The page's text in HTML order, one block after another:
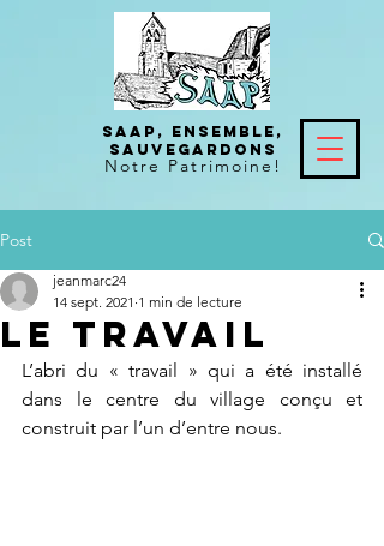
SAAP, Ensemble,
Sauvegardons
Notre Patrimoine!
Post
Le travail
jeanmarc24
14 sept. 2021 1 min de lecture
L’abri du « travail » qui a été installé
dans le centre du village conçu et
construit par l’un d’entre nous.